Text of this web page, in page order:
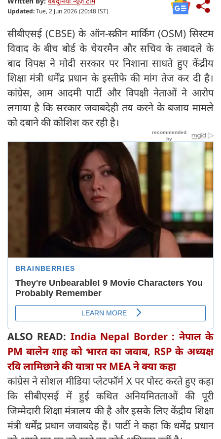
Updated:Tue, 2 Jun 2026 (20:48 IST)
सीबीएसई (CBSE) के ऑन-स्क्रीन मार्किंग (OSM) सिस्टम
विवाद के बीच बोर्ड के चेयरमैन और सचिव के तबादले के
बाद विपक्ष ने मोदी सरकार पर निशाना साधते हुए केंद्रीय
शिक्षा मंत्री धर्मेंद्र प्रधान के इस्तीफे की मांग तेज कर दी है।
कांग्रेस, आम आदमी पार्टी और विपक्षी नेताओं ने आरोप
लगाया है कि सरकार जवाबदेही तय करने के बजाय मामले
को दबाने की कोशिश कर रही है।
ALSO READ: India Nepal Border : नेपाल के
PM बालेन शाह को भारत का जवाब, RSP के अध्यक्ष
रवि लामिछाने की यात्रा पर MEA ने क्या कहा
कांग्रेस ने सोशल मीडिया प्लेटफॉर्म X पर पोस्ट करते हुए कहा
कि सीबीएसई में हुई कथित अनियमितताओं की पूरी
जिम्मेदारी शिक्षा मंत्रालय की है और इसके लिए केंद्रीय शिक्षा
मंत्री धर्मेंद्र प्रधान जवाबदेह हैं। पार्टी ने कहा कि धर्मेंद्र प्रधान